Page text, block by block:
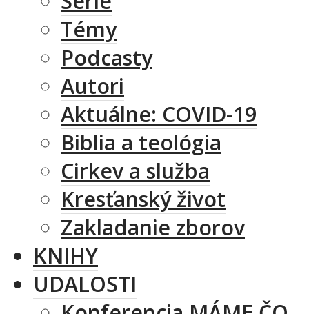
Témy
Podcasty
Autori
Aktuálne: COVID-19
Biblia a teológia
Cirkev a služba
Kresťanský život
Zakladanie zborov
KNIHY
UDALOSTI